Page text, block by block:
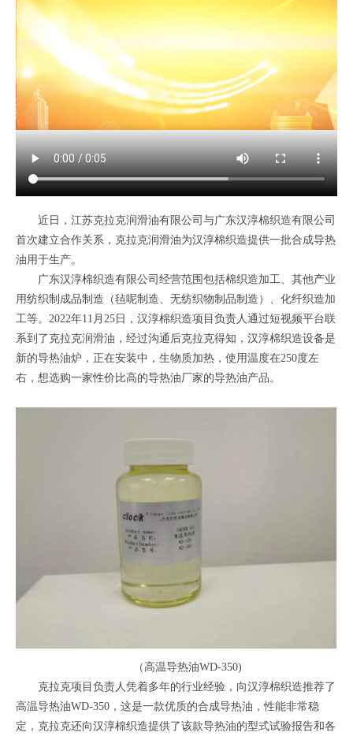
近日，江苏克拉克润滑油有限公司与广东汉淳棉织造有限公司
首次建立合作关系，克拉克润滑油为汉淳棉织造提供一批合成导热
油用于生产。
广东汉淳棉织造有限公司经营范围包括棉织造加工、其他产业
用纺织制成品制造（毡呢制造、无纺织物制品制造）、化纤织造加
工等。2022年11月25日，汉淳棉织造项目负责人通过短视频平台联
系到了克拉克润滑油，经过沟通后克拉克得知，汉淳棉织造设备是
新的导热油炉，正在安装中，生物质加热，使用温度在250度左
右，想选购一家性价比高的导热油厂家的导热油产品。
（高温导热油WD-350)
克拉克项目负责人凭着多年的行业经验，向汉淳棉织造推荐了
高温导热油WD-350，这是一款优质的合成导热油，性能非常稳
定，克拉克还向汉淳棉织造提供了该款导热油的型式试验报告和各